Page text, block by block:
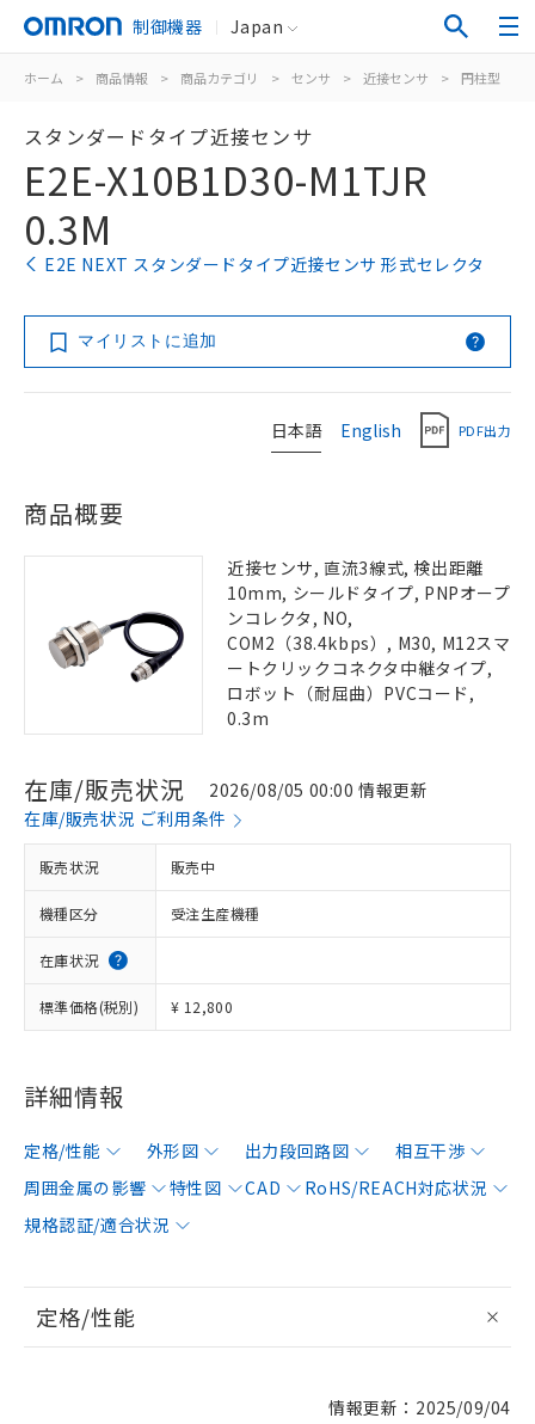
制御機器 Japan
ホーム > 商品情報 > 商品カテゴリ > センサ > 近接センサ > 円柱型
スタンダードタイプ近接センサ
E2E-X10B1D30-M1TJR
0.3M
E2E NEXT スタンダードタイプ近接センサ 形式セレクタ
マイリストに追加
日本語 English PDF出力
商品概要
近接センサ, 直流3線式, 検出距離
10mm, シールドタイプ, PNPオープ
ンコレクタ, NO,
COM2（38.4kbps）, M30, M12スマ
ートクリックコネクタ中継タイプ,
ロボット（耐屈曲）PVCコード,
0.3m
在庫/販売状況
2026/08/05 00:00 情報更新
在庫/販売状況 ご利用条件
販売状況 販売中
機種区分 受注生産機種
在庫状況
標準価格(税別) ¥ 12,800
詳細情報
定格/性能 外形図 出力段回路図
相互干渉
周囲金属の影響
特性図 CAD
RoHS/REACH対応状況
規格認証/適合状況
定格/性能
情報更新：2025/09/04